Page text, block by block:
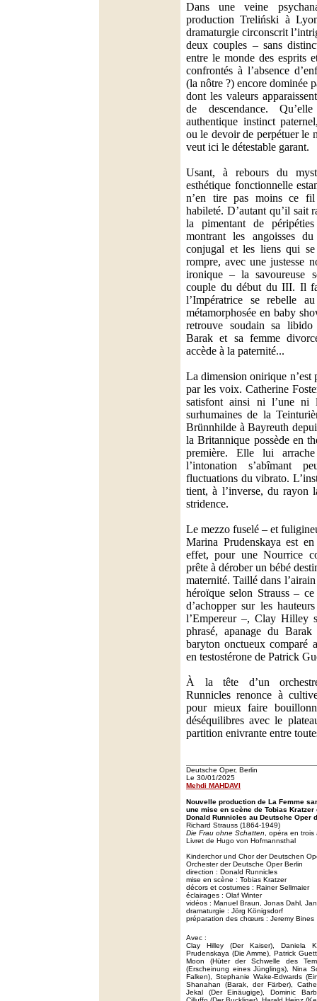
Dans une veine
production Treliński à
dramaturgie circonscrit
deux couples – sans
entre le monde des esprits
confrontés à l’absence
(la nôtre ?) encore dominée
dont les valeurs
de descendance.
authentique instinct
ou le devoir de perpétuer le
veut ici le détestable garant.
Usant, à rebours du
esthétique fonctionnelle
n’en tire pas moins ce fil
habileté. D’autant qu’il sait
la pimentant de
montrant les angoisses
conjugal et les liens qui se
rompre, avec une justesse
ironique – la savoureuse
couple du début du III. Il
l’Impératrice se rebelle
métamorphosée en baby
retrouve soudain sa
Barak et sa femme
accède à la paternité...
La dimension onirique n’est
par les voix. Catherine
satisfont ainsi ni l’une ni
surhumaines de la
Brünnhilde à Bayreuth
la Britannique possède en
première. Elle lui
l’intonation s’abîmant
fluctuations du vibrato.
tient, à l’inverse, du rayon
stridence.
Le mezzo fuselé – et
Marina Prudenskaya est
effet, pour une Nourrice
prête à dérober un bébé
maternité. Taillé dans
héroïque selon Strauss –
d’achopper sur les
l’Empereur –, Clay Hilley
phrasé, apanage du Barak
baryton onctueux comparé
en testostérone de Patrick
À la tête d’un
Runnicles renonce à
pour mieux faire
déséquilibres avec le
partition enivrante entre
Deutsche Oper, Berlin
Le 30/01/2025
Mehdi MAHDAVI
Nouvelle production de La Femme
une mise en scène de Tobias
Donald Runnicles au Deutsche Oper
Richard Strauss (1864-1949)
Die Frau ohne Schatten , opéra en
Livret de Hugo von Hofmannsthal
Kinderchor und Chor der Deutschen
Orchester der Deutsche Oper Berlin
direction : Donald Runnicles
mise en scène : Tobias Kratzer
décors et costumes : Rainer Sellmaier
éclairages : Olaf Winter
vidéos : Manuel Braun, Jonas Dahl,
dramaturgie : Jörg Königsdorf
préparation des chœurs : Jeremy Bines
Avec :
Clay Hilley (Der Kaiser), Daniela
Prudenskaya (Die Amme), Patrick
Moon (Hüter der Schwelle des
(Erscheinung eines Jünglings), Nina
Falken), Stephanie Wake-Edwards
Shanahan (Barak, der Färber),
Jekal (Der Einäugige), Dominic